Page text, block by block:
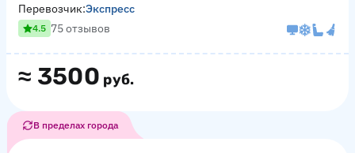
≈ 3500 руб.
Перевозчик:Экспресс
4.5 75 отзывов
В пределах города